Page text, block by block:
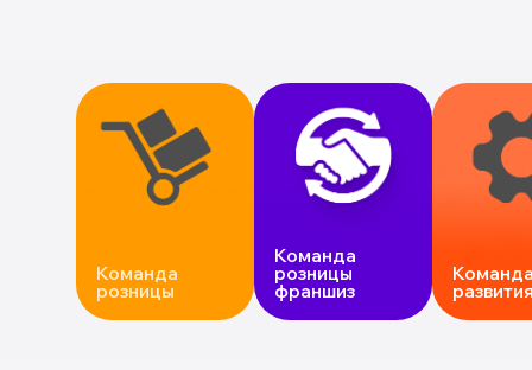
Команда
розницы
Команда
розницы
франшиз